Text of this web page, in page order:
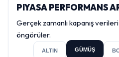
PIYASA PERFORMANS
Gerçek zamanlı kapanış
öngörüler.
ALTIN GÜMÜŞ